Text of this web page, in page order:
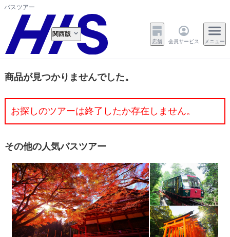
バスツアー
関西版
店舗 会員サービス メニュー
商品が見つかりませんでした。
お探しのツアーは終了したか存在しません。
その他の人気バスツアー